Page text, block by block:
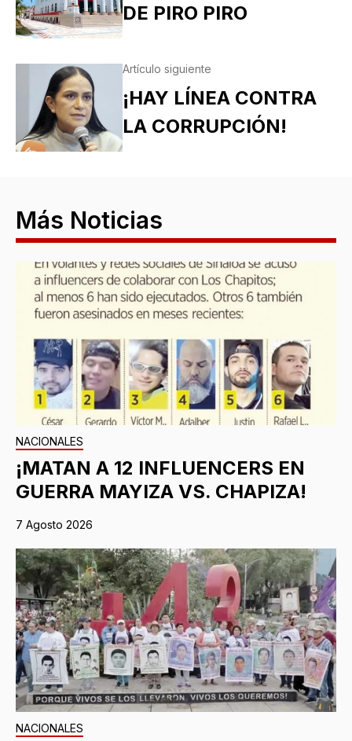
DE PIRO PIRO
Artículo siguiente
¡HAY LÍNEA CONTRA
LA CORRUPCIÓN!
Más Noticias
NACIONALES
¡MATAN A 12 INFLUENCERS EN
GUERRA MAYIZA VS. CHAPIZA!
7 Agosto 2026
NACIONALES